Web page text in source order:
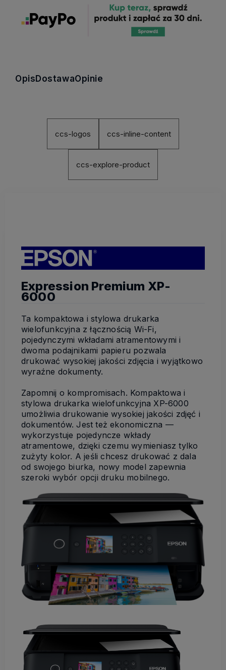
OpisDostawaOpinie
ccs-logos ccs-inline-content
ccs-explore-product
Expression Premium XP-
6000
Ta kompaktowa i stylowa drukarka
wielofunkcyjna z łącznością Wi-Fi,
pojedynczymi wkładami atramentowymi i
dwoma podajnikami papieru pozwala
drukować wysokiej jakości zdjęcia i wyjątkowo
wyraźne dokumenty.
Zapomnij o kompromisach. Kompaktowa i
stylowa drukarka wielofunkcyjna XP-6000
umożliwia drukowanie wysokiej jakości zdjęć i
dokumentów. Jest też ekonomiczna —
wykorzystuje pojedyncze wkłady
atramentowe, dzięki czemu wymieniasz tylko
zużyty kolor. A jeśli chcesz drukować z dala
od swojego biurka, nowy model zapewnia
szeroki wybór opcji druku mobilnego.